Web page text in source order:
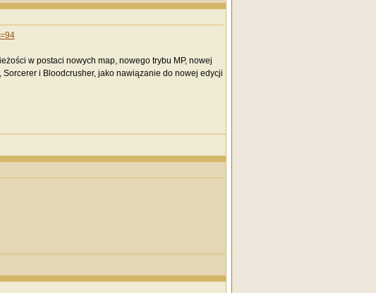
w postaci nowych map, nowego trybu MP, nowej
i Bloodcrusher, jako nawiązanie do nowej edycji